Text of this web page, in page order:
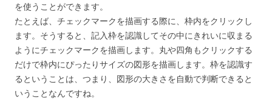
を使うことができます。
たとえば、チェックマークを描画する際に、枠内をクリックし
ます。そうすると、記入枠を認識してその中にきれいに収まる
ようにチェックマークを描画します。丸や四角もクリックする
だけで枠内にぴったりサイズの図形を描画します。枠を認識す
るということは、つまり、図形の大きさを自動で判断できると
いうことなんですね。